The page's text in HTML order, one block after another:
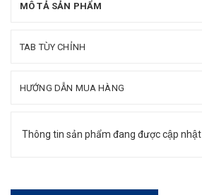
MÔ TẢ SẢN PHẨM
TAB TÙY CHỈNH
HƯỚNG DẪN MUA HÀNG
Thông tin sản phẩm đang được cập nhật